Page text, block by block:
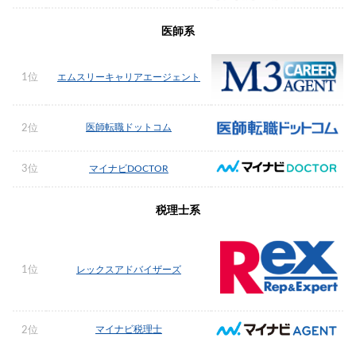
医師系
1位 エムスリーキャリアエージェント
2位 医師転職ドットコム
3位 マイナビDOCTOR
税理士系
1位 レックスアドバイザーズ
2位 マイナビ税理士